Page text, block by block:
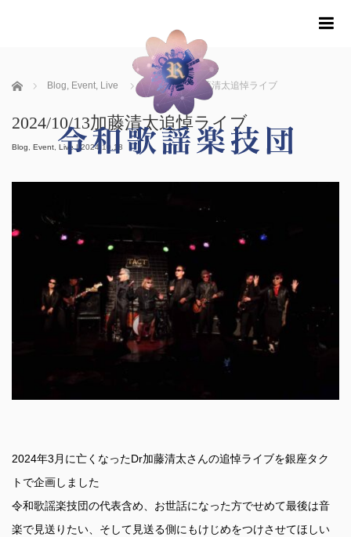
ホーム Blog, Event, Live 2024/10/13加藤清太追悼ライブ
2024/10/13加藤清太追悼ライブ
Blog Event Live| 2024.10.18
2024年3月に亡くなったDr加藤清太さんの追悼ライブを銀座タク
トで企画しました
令和歌謡楽技団の代表含め、お世話になった方でせめて最後は音
楽で見送りたい、そして見送る側にもけじめをつけさせてほしい